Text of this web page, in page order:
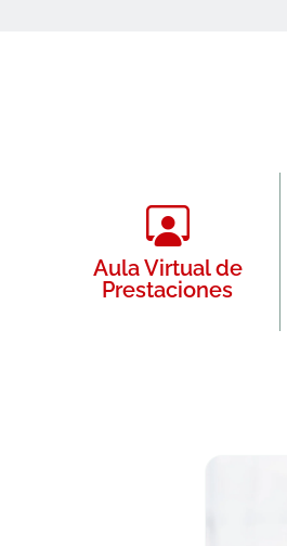
Aula Virtual de
Prestaciones